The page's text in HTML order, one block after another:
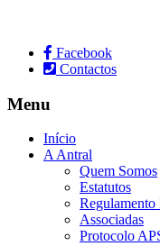
Facebook
Contactos
Menu
Início
A Antral
Quem Somos
Estatutos
Regulamento
Associadas
Protocolo